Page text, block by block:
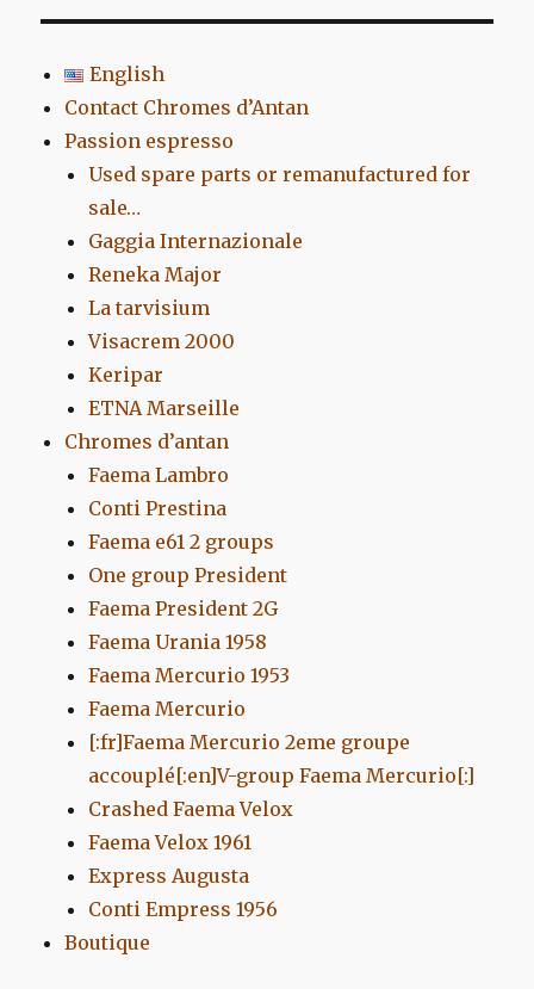
English
Contact Chromes d’Antan
Passion espresso
Used spare parts or remanufactured for
sale…
Gaggia Internazionale
Reneka Major
La tarvisium
Visacrem 2000
Keripar
ETNA Marseille
Chromes d’antan
Faema Lambro
Conti Prestina
Faema e61 2 groups
One group President
Faema President 2G
Faema Urania 1958
Faema Mercurio 1953
Faema Mercurio
[:fr]Faema Mercurio 2eme groupe
accouplé[:en]V-group Faema Mercurio[:]
Crashed Faema Velox
Faema Velox 1961
Express Augusta
Conti Empress 1956
Boutique